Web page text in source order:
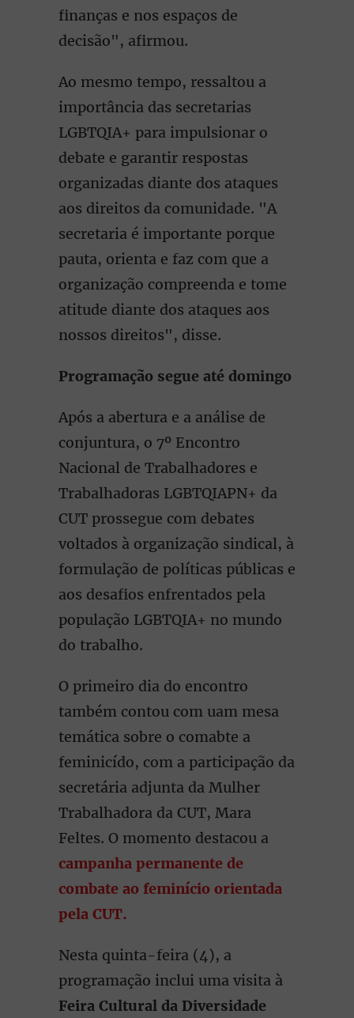
finanças e nos espaços de
decisão", afirmou.
Ao mesmo tempo, ressaltou a
importância das secretarias
LGBTQIA+ para impulsionar o
debate e garantir respostas
organizadas diante dos ataques
aos direitos da comunidade. "A
secretaria é importante porque
pauta, orienta e faz com que a
organização compreenda e tome
atitude diante dos ataques aos
nossos direitos", disse.
Programação segue até domingo
Após a abertura e a análise de
conjuntura, o 7º Encontro
Nacional de Trabalhadores e
Trabalhadoras LGBTQIAPN+ da
CUT prossegue com debates
voltados à organização sindical, à
formulação de políticas públicas e
aos desafios enfrentados pela
população LGBTQIA+ no mundo
do trabalho.
O primeiro dia do encontro
também contou com uam mesa
temática sobre o comabte a
feminicído, com a participação da
secretária adjunta da Mulher
Trabalhadora da CUT, Mara
Feltes. O momento destacou a
campanha permanente de
combate ao feminício orientada
pela CUT.
Nesta quinta-feira (4), a
programação inclui uma visita à
Feira Cultural da Diversidade